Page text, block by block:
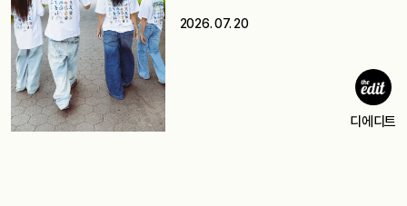
2026. 07. 20
디에디트